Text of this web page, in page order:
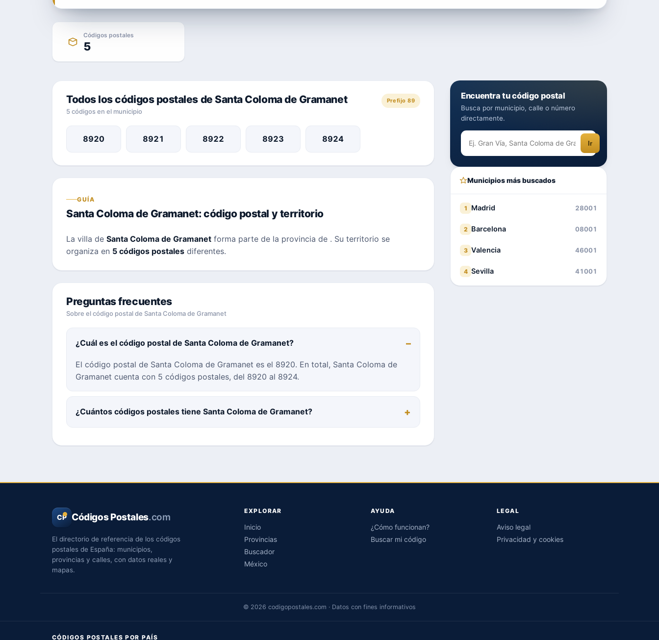
Códigos postales
5
Todos los códigos postales de Santa Coloma de Gramanet
5 códigos en el municipio
Prefijo 89
8920 8921 8922 8923 8924
GUÍA
Santa Coloma de Gramanet: código postal y territorio
La villa de Santa Coloma de Gramanet forma parte de la provincia de . Su territorio se
organiza en 5 códigos postales diferentes.
Preguntas frecuentes
Sobre el código postal de Santa Coloma de Gramanet
¿Cuál es el código postal de Santa Coloma de Gramanet?
El código postal de Santa Coloma de Gramanet es el 8920. En total, Santa Coloma de
Gramanet cuenta con 5 códigos postales, del 8920 al 8924.
¿Cuántos códigos postales tiene Santa Coloma de Gramanet?
Encuentra tu código postal
Busca por municipio, calle o número
directamente.
Ir
Municipios más buscados
1 Madrid 28001
2 Barcelona 08001
3 Valencia 46001
4 Sevilla 41001
CP Códigos Postales.com
El directorio de referencia de los códigos
postales de España: municipios,
provincias y calles, con datos reales y
mapas.
EXPLORAR
Inicio
Provincias
Buscador
México
AYUDA
¿Cómo funcionan?
Buscar mi código
LEGAL
Aviso legal
Privacidad y cookies
© 2026 codigopostales.com · Datos con fines informativos
CÓDIGOS POSTALES POR PAÍS